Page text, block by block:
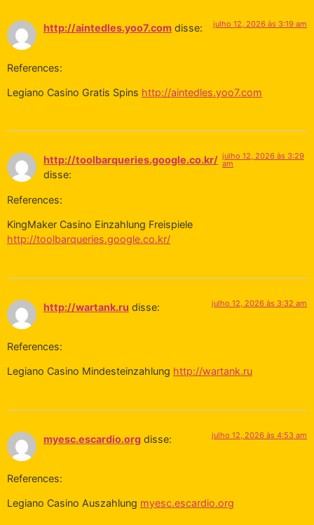
http://aintedles.yoo7.com disse: julho 12, 2026 às 3:19 am
References:
Legiano Casino Gratis Spins http://aintedles.yoo7.com
http://toolbarqueries.google.co.kr/
disse:
julho 12, 2026 às 3:29
am
References:
KingMaker Casino Einzahlung Freispiele
http://toolbarqueries.google.co.kr/
http://wartank.ru disse: julho 12, 2026 às 3:32 am
References:
Legiano Casino Mindesteinzahlung http://wartank.ru
myesc.escardio.org disse: julho 12, 2026 às 4:53 am
References:
Legiano Casino Auszahlung myesc.escardio.org